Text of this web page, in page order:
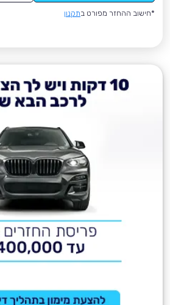
*חישוב ההחזר מפורט בתקנון